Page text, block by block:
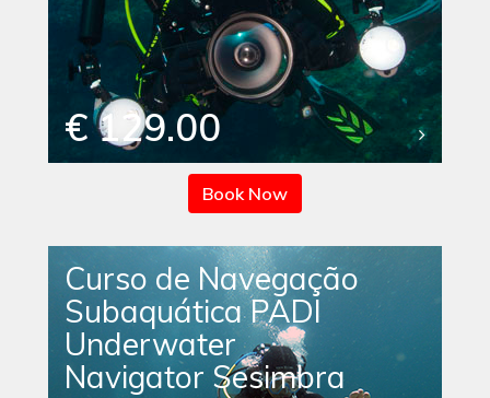
€ 129.00
Book Now
Curso de Navegação
Subaquática PADI
Underwater
Navigator Sesimbra